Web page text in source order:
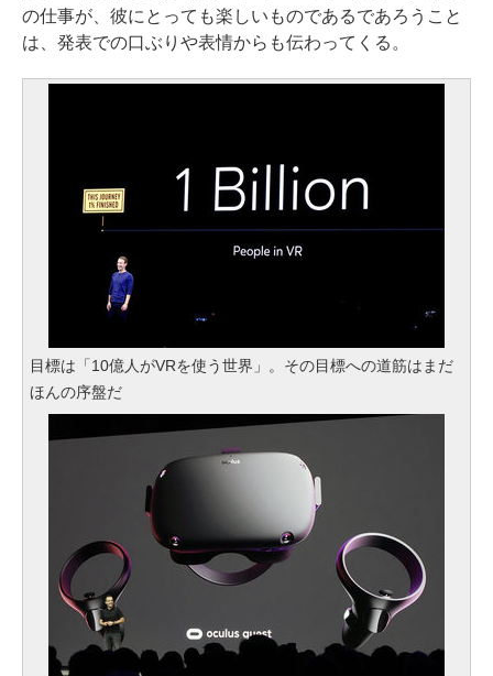
の仕事が、彼にとっても楽しいものであるであろうこと
は、発表での口ぶりや表情からも伝わってくる。
目標は「10億人がVRを使う世界」。その目標への道筋はまだ
ほんの序盤だ